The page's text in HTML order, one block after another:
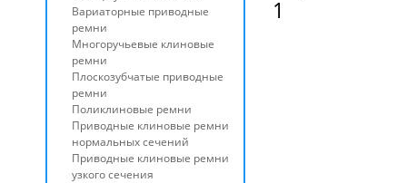
1
Вариаторные приводные
ремни
Многоручьевые клиновые
ремни
Плоскозубчатые приводные
ремни
Поликлиновые ремни
Приводные клиновые ремни
нормальных сечений
Приводные клиновые ремни
узкого сечения